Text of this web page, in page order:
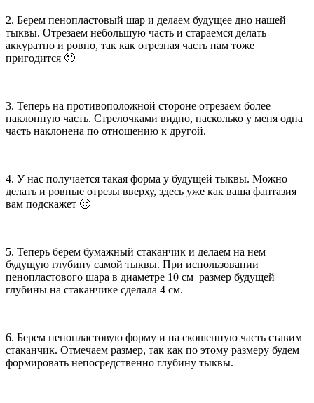
2. Берем пенопластовый шар и делаем будущее дно нашей
тыквы. Отрезаем небольшую часть и стараемся делать
аккуратно и ровно, так как отрезная часть нам тоже
пригодится 🙂
3. Теперь на противоположной стороне отрезаем более
наклонную часть. Стрелочками видно, насколько у меня одна
часть наклонена по отношению к другой.
4. У нас получается такая форма у будущей тыквы. Можно
делать и ровные отрезы вверху, здесь уже как ваша фантазия
вам подскажет 🙂
5. Теперь берем бумажный стаканчик и делаем на нем
будущую глубину самой тыквы. При использовании
пенопластового шара в диаметре 10 см размер будущей
глубины на стаканчике сделала 4 см.
6. Берем пенопластовую форму и на скошенную часть ставим
стаканчик. Отмечаем размер, так как по этому размеру будем
формировать непосредственно глубину тыквы.